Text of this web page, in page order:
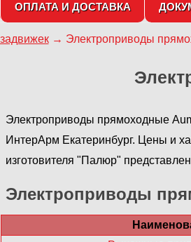
ОПЛАТА И ДОСТАВКА
→ Электроприводы
Электроприводы прямоходные
ИнтерАрм Екатеринбург. Цены и
изготовителя "Палюр"
Электроприводы